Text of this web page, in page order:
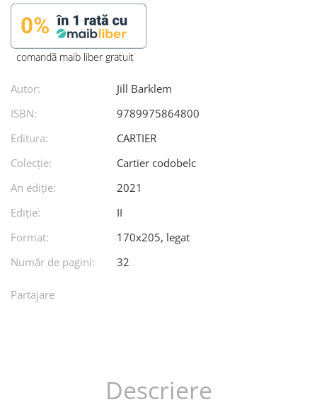
comandã maib liber gratuit
Autor:
Jill Barklem
ISBN:
9789975864800
Editura:
CARTIER
Colecție:
Cartier codobelc
An ediţie:
2021
Ediţie:
II
Format:
170x205, legat
Număr de pagini:
32
Partajare
Descriere